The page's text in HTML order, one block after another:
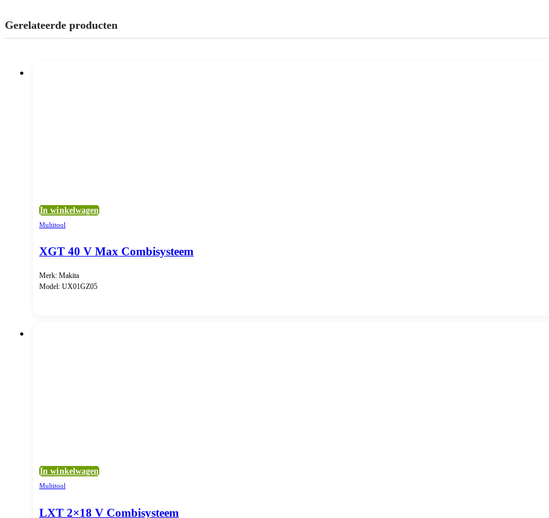
Gerelateerde producten
In winkelwagen
Multitool
XGT 40 V Max Combisysteem
Merk: Makita
Model: UX01GZ05
In winkelwagen
Multitool
LXT 2×18 V Combisysteem